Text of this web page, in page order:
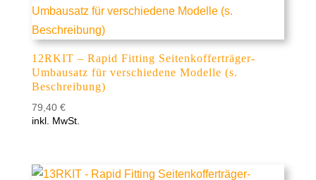
12RKIT – Rapid Fitting Seitenkofferträger-
Umbausatz für verschiedene Modelle (s.
Beschreibung)
79,40 €
inkl. MwSt.